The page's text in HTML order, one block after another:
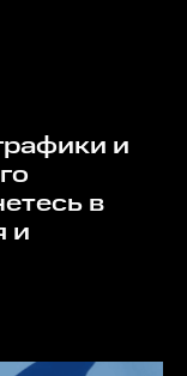
в
и